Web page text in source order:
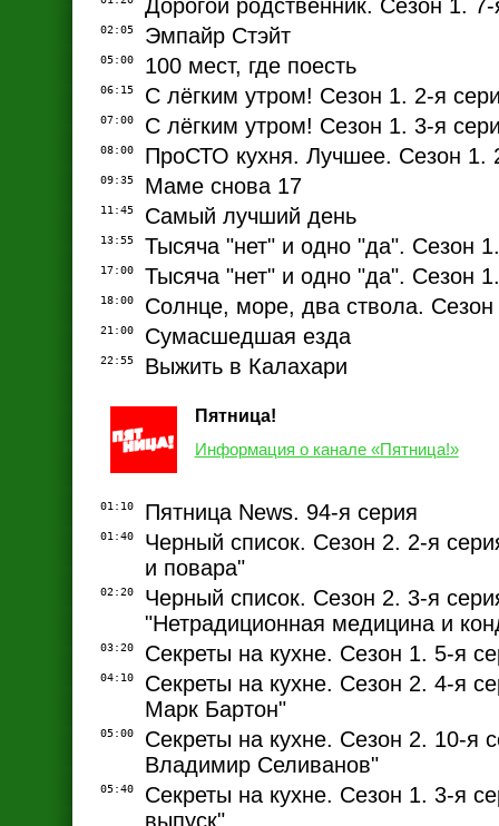
Дорогой родственник. Сезон 1.
02:05 Эмпайр Стэйт
05:00 100 мест, где поесть
06:15 С лёгким утром! Сезон 1. 2-я
07:00 С лёгким утром! Сезон 1. 3-я
08:00 ПроСТО кухня. Лучшее. Сезон 1.
09:35 Маме снова 17
11:45 Самый лучший день
13:55 Тысяча "нет" и одно "да". Сезон
17:00 Тысяча "нет" и одно "да". Сезон
18:00 Солнце, море, два ствола.
21:00 Сумасшедшая езда
22:55 Выжить в Калахари
Пятница!
Информация о канале «Пятница!»
01:10 Пятница News. 94-я серия
01:40
Черный список. Сезон 2. 2-я
и повара"
02:20
Черный список. Сезон 2. 3-я
"Нетрадиционная медицина и
03:20 Секреты на кухне. Сезон 1. 5-я
04:10
Секреты на кухне. Сезон 2. 4-я
Марк Бартон"
05:00
Секреты на кухне. Сезон 2. 10-я
Владимир Селиванов"
05:40
Секреты на кухне. Сезон 1. 3-я
выпуск"